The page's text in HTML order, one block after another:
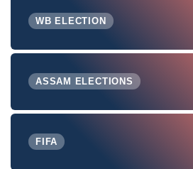
WB ELECTION
ASSAM ELECTIONS
FIFA